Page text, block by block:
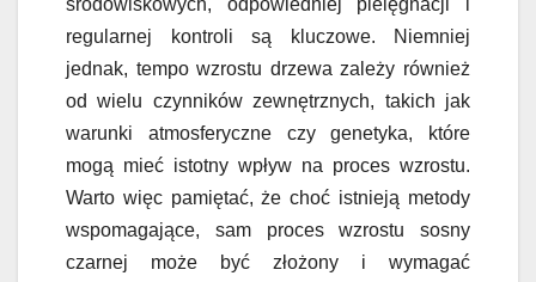
regularnej kontroli są kluczowe. Niemniej
jednak, tempo wzrostu drzewa zależy również
od wielu czynników zewnętrznych, takich jak
warunki atmosferyczne czy genetyka, które
mogą mieć istotny wpływ na proces wzrostu.
Warto więc pamiętać, że choć istnieją metody
wspomagające, sam proces wzrostu sosny
czarnej może być złożony i wymagać